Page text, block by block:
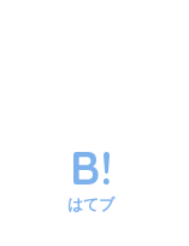
はてブ